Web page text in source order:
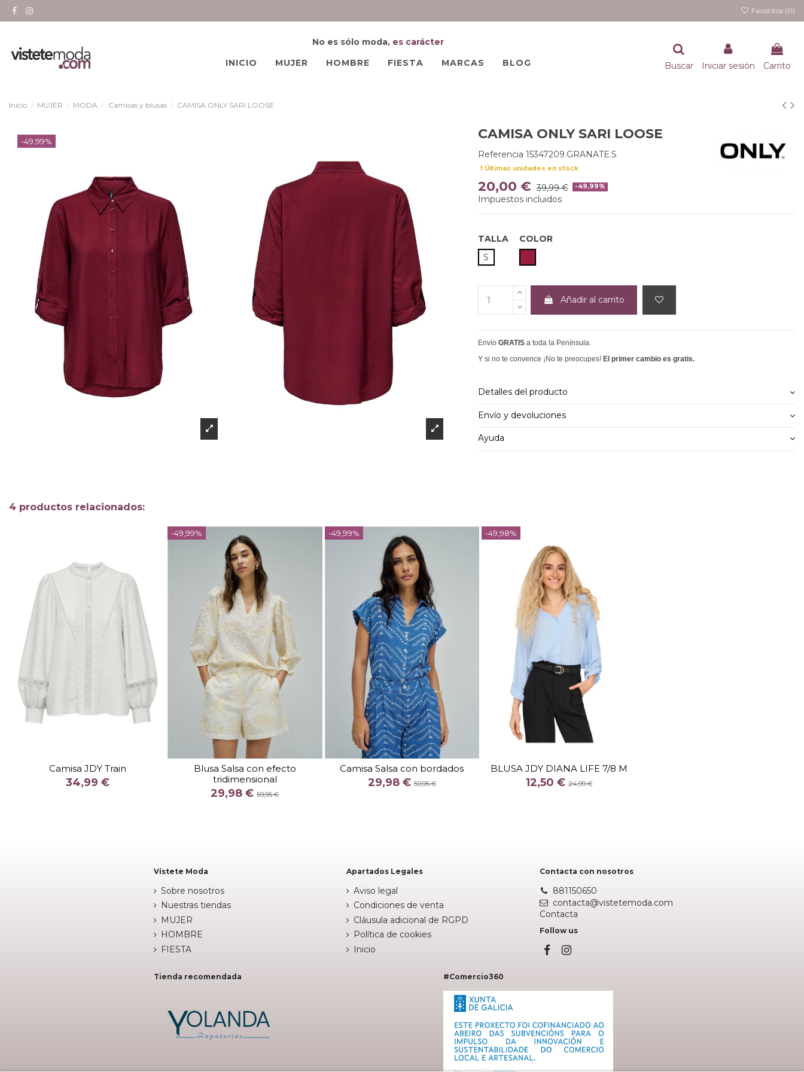
Favoritos (0)
No es sólo moda, es carácter
INICIO
MUJER HOMBRE FIESTA MARCAS BLOG Buscar Iniciar sesión Carrito
Inicio MUJER MODA Camisas y blusas CAMISA ONLY SARI LOOSE
-49,99% CAMISA ONLY SARI LOOSE
Referencia 15347209.GRANATE.S
Últimas unidades en stock
20,00 € 39,99 € -49,99%
Impuestos incluidos
TALLA
S
COLOR
Añadir al carrito
Envío GRATIS a toda la Península.
Y si no te convence ¡No te preocupes! El primer cambio es gratis.
Detalles del producto
Envío y devoluciones
Ayuda
4 productos relacionados:
Camisa JDY Train
34,99 €
COLOR
-49,99%
Blusa Salsa con efecto
tridimensional
29,98 €59,95 €
TALLA
XS
COLOR
BEIGE
-49,99%
Camisa Salsa con bordados
29,98 € 59,95 €
TALLA
XS
M
COLOR
-49,98%
BLUSA JDY DIANA LIFE 7/8 M
12,50 €24,99 €
TALLA
COLOR
Vístete Moda
Sobre nosotros
Nuestras tiendas
MUJER
HOMBRE
FIESTA
Apartados Legales
Aviso legal
Condiciones de venta
Cláusula adicional de RGPD
Política de cookies
Inicio
Contacta con nosotros
881150650
contacta@vistetemoda.com
Contacta
Follow us
Tienda recomendada #Comercio360